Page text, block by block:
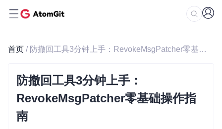
首页 / 防撤回工具3分钟上手：RevokeMsgPatcher零基础操作指南
防撤回工具3分钟上手：
RevokeMsgPatcher零基础操作指
南